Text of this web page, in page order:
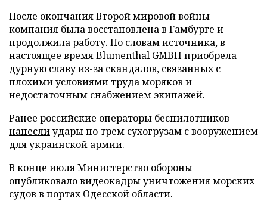
После окончания Второй мировой войны
компания была восстановлена в Гамбурге и
продолжила работу. По словам источника, в
настоящее время Blumenthal GMBH приобрела
дурную славу из-за скандалов, связанных с
плохими условиями труда моряков и
недостаточным снабжением экипажей.
Ранее российские операторы беспилотников
нанеслиудары по трем сухогрузам с вооружением
для украинской армии.
В конце июля Министерство обороны
опубликоваловидеокадры уничтожения морских
судов в портах Одесской области.